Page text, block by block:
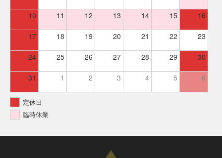
10 11 12 13 14 15 16
17 18 19 20 21 22 23
24 25 26 27 28 29 30
31 1 2 3 4 5 6
定休日
臨時休業